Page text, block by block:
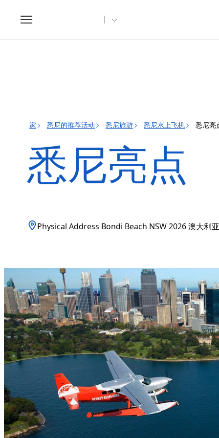
Toggle
navigation
家 悉尼的推荐活动 悉尼旅游 悉尼水上飞机 悉尼亮
悉尼亮点
Physical Address Bondi Beach NSW 2026 澳大利